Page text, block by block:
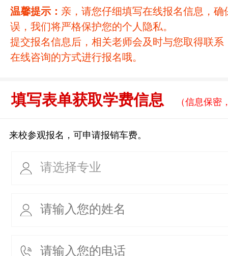
温馨提示： 亲，请您仔细填写在线报名信息，确
误，我们将严格保护您的个人隐私。
提交报名信息后，相关老师会及时与您取得联系
在线咨询的方式进行报名哦。
填写表单获取学费信息 （信息保密
来校参观报名，可申请报销车费。